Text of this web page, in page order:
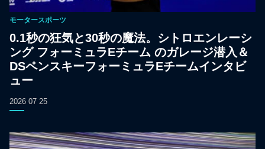
モータースポーツ
0.1秒の狂気と30秒の魔法。シトロエンレーシ
ング フォーミュラEチーム のガレージ潜入＆
DSペンスキーフォーミュラEチームインタビ
ュー
2026 07 25